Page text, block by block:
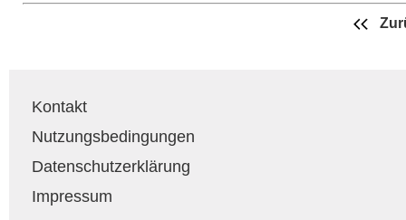
Kontakt
Nutzungsbedingungen
Datenschutzerklärung
Impressum